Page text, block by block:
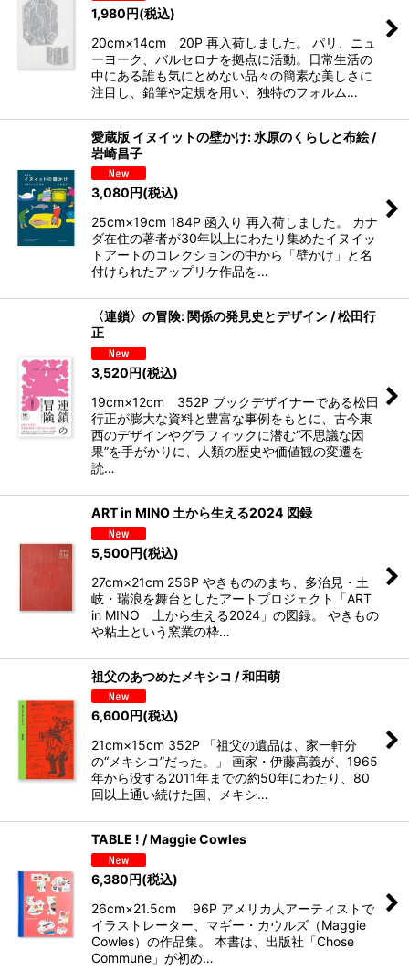
1,980円(税込)
20cm×14cm 20P 再入荷しました。 パリ、ニュ
ーヨーク、バルセロナを拠点に活動。日常生活の
中にある誰も気にとめない品々の簡素な美しさに
注目し、鉛筆や定規を用い、独特のフォルム…
愛蔵版 イヌイットの壁かけ: 氷原のくらしと布絵 /
岩崎昌子
3,080円(税込)
25cm×19cm 184P 函入り 再入荷しました。 カナ
ダ在住の著者が30年以上にわたり集めたイヌイッ
トアートのコレクションの中から「壁かけ」と名
付けられたアップリケ作品を…
〈連鎖〉の冒険: 関係の発見史とデザイン / 松田行
正
3,520円(税込)
19cm×12cm 352P ブックデザイナーである松田
行正が膨大な資料と豊富な事例をもとに、古今東
西のデザインやグラフィックに潜む“不思議な因
果”を手がかりに、人類の歴史や価値観の変遷を
読…
ART in MINO 土から生える2024 図録
5,500円(税込)
27cm×21cm 256P やきもののまち、多治見・土
岐・瑞浪を舞台としたアートプロジェクト「ART
in MINO 土から生える2024」の図録。 やきもの
や粘土という窯業の枠…
祖父のあつめたメキシコ / 和田萌
6,600円(税込)
21cm×15cm 352P 「祖父の遺品は、家一軒分
の“メキシコ”だった。」 画家・伊藤高義が、1965
年から没する2011年までの約50年にわたり、80
回以上通い続けた国、メキシ…
TABLE ! / Maggie Cowles
6,380円(税込)
26cm×21.5cm 96P アメリカ人アーティストで
イラストレーター、マギー・カウルズ（Maggie
Cowles）の作品集。 本書は、出版社「Chose
Commune」が初め…